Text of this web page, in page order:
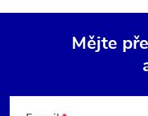
ý
Mějte